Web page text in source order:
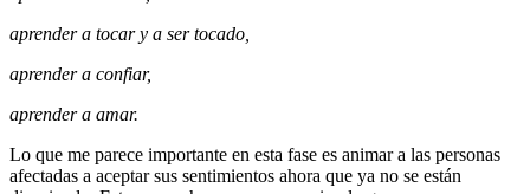
aprendera tocar y a ser tocado,
aprendera confiar,
aprendera amar.
Lo que me parece importante en esta fase es animar a las personas
afectadas a aceptar sus sentimientos ahora que ya no se están